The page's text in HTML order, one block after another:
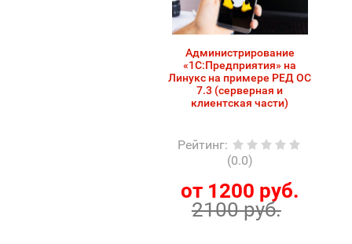
Администрирование
«1С:Предприятия» на
Линукс на примере РЕД ОС
7.3 (серверная и
клиентская части)
Рейтинг:
(0.0)
от 1200 руб.
2100 руб.